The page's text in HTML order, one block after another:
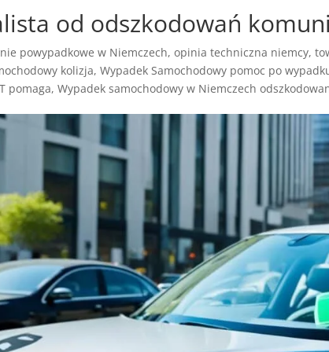
od odszkodowań
powypadkowe w Niemczech,opinia techniczna niemcy,
kolizja,Wypadek Samochodowy pomoc po
pomaga,Wypadek samochodowy w Niemczech